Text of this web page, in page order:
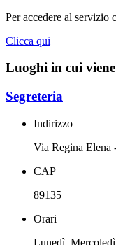
Per accedere al
Clicca qui
Luoghi in cui
Segreteria
Indirizzo
Via Regina Elena
CAP
89135
Orari
Lunedì,